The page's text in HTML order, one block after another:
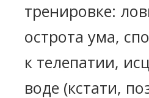
тренировке:
острота ума,
к телепатии,
воде (кстати,